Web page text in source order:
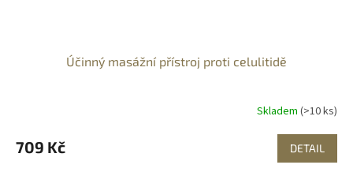
Účinný masážní přístroj proti celulitidě
Skladem (>10 ks)
709 Kč DETAIL